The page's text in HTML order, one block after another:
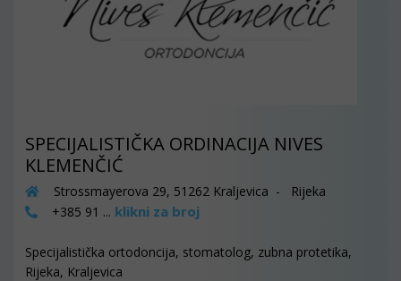
SPECIJALISTIČKA ORDINACIJA NIVES
KLEMENČIĆ
Strossmayerova 29, 51262 Kraljevica - Rijeka
+385 91 ... klikni za broj
Specijalistička ortodoncija, stomatolog, zubna protetika,
Rijeka, Kraljevica